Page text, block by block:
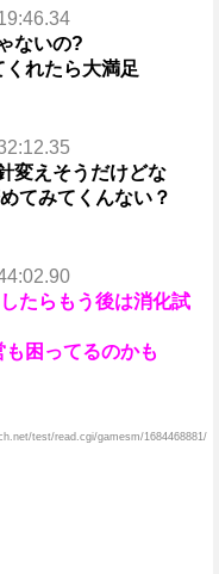
ないの?
くれたら大満足
変えそうだけどな
てみてくんない？
たらもう後は消化試
困ってるのかも
test/read.cgi/gamesm/1684468881/